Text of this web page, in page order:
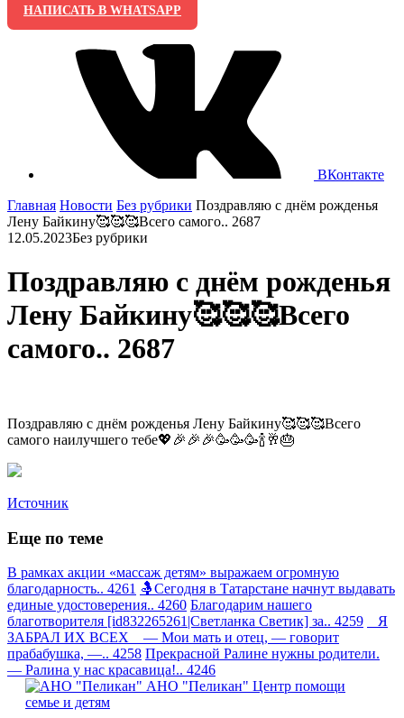
НАПИСАТЬ В WHATSAPP
ВКонтакте
Главная Новости Без рубрики Поздравляю с днём рожденья
Лену Байкину🥰🥰🥰Всего самого.. 2687
12.05.2023Без рубрики
Поздравляю с днём рожденья
Лену Байкину🥰🥰🥰Всего
самого.. 2687
Поздравляю с днём рожденья Лену Байкину🥰🥰🥰Всего
самого наилучшего тебе💖🎉🎉🎉🥳🥳🥳🍾🥂🎂
Источник
Еще по теме
В рамках акции «массаж детям» выражаем огромную
благодарность.. 4261 🤱Сегодня в Татарстане начнут выдавать
единые удостоверения.. 4260 Благодарим нашего
благотворителя [id832265261|Светланка Светик] за.. 4259
Я
ЗАБРАЛ ИХ ВСЕХ — Мои мать и отец, — говорит
прабабушка, —.. 4258 Прекрасной Ралине нужны родители.
— Ралина у нас красавица!.. 4246
АНО "Пеликан" Центр помощи
семье и детям